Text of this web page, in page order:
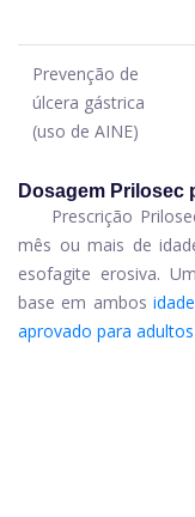
Prevenção de
úlcera gástrica
(uso de AINE)
Dosagem Prilosec
Prescrição
mês ou mais de
esofagite erosiva.
base em ambos
aprovado para